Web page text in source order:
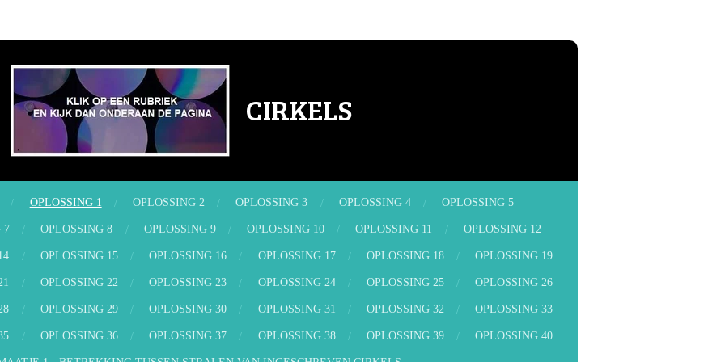
CIRKELS
OPLOSSING 1 OPLOSSING 2 OPLOSSING 3 OPLOSSING 4 OPLOSSING 5
7 OPLOSSING 8 OPLOSSING 9 OPLOSSING 10 OPLOSSING 11 OPLOSSING 12
OPLOSSING 15 OPLOSSING 16 OPLOSSING 17 OPLOSSING 18 OPLOSSING 19
OPLOSSING 22 OPLOSSING 23 OPLOSSING 24 OPLOSSING 25 OPLOSSING 26
OPLOSSING 29 OPLOSSING 30 OPLOSSING 31 OPLOSSING 32 OPLOSSING 33
OPLOSSING 36 OPLOSSING 37 OPLOSSING 38 OPLOSSING 39 OPLOSSING 40